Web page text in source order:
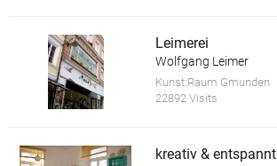
Leimerei
Wolfgang Leimer
Kunst:Raum Gmunden
22892 Visits
kreativ & entspannt